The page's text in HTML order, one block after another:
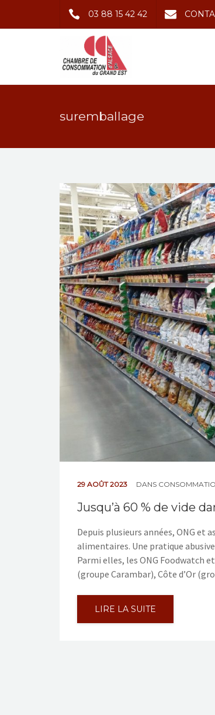
03 88 15 42 42
suremballage
29 AOÛT 2023 DANS
Jusqu’à 60 % de vide
Depuis plusieurs années, ONG et
alimentaires. Une pratique
Parmi elles, les ONG Foodwatch
(groupe Carambar), Côte d’Or
LIRE LA SUITE